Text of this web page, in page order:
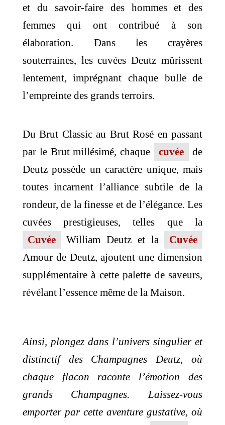
et du savoir-faire des hommes et des
femmes qui ont contribué à son
élaboration. Dans les crayères
souterraines, les cuvées Deutz mûrissent
lentement, imprégnant chaque bulle de
l’empreinte des grands terroirs.
Du Brut Classic au Brut Rosé en passant
par le Brut millésimé, chaque
cuvée
de
Deutz possède un caractère unique, mais
toutes incarnent l’alliance subtile de la
rondeur, de la finesse et de l’élégance. Les
cuvées prestigieuses, telles que la
Cuvée
William Deutz et la
Cuvée
Amour de Deutz, ajoutent une dimension
supplémentaire à cette palette de saveurs,
révélant l’essence même de la Maison.
Ainsi, plongez dans l’univers singulier et
distinctif des Champagnes Deutz, où
chaque flacon raconte l’émotion des
grands Champagnes. Laissez-vous
emporter par cette aventure gustative, où